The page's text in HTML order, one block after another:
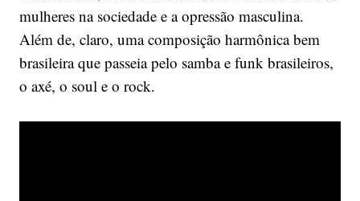
mulheres na sociedade e a opressão masculina.
Além de, claro, uma composição harmônica bem
brasileira que passeia pelo samba e funk brasileiros,
o axé, o soul e o rock.